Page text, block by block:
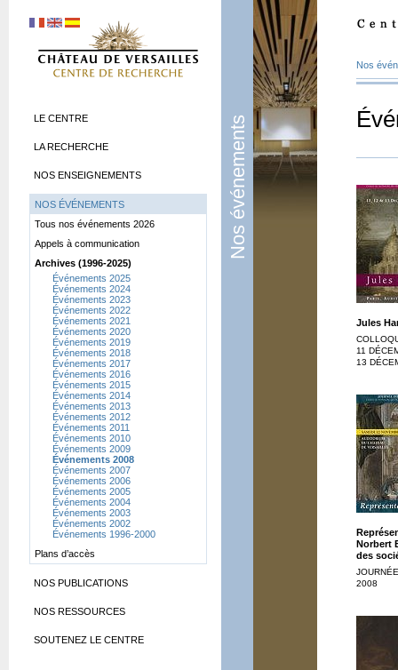
Nos événements
Nos
Jules
11
13
Norbert
des
2008
LE CENTRE
LA RECHERCHE
NOS ENSEIGNEMENTS
NOS ÉVÉNEMENTS
Tous nos événements 2026
Appels à communication
Archives (1996-2025)
Événements 2025
Événements 2024
Événements 2023
Événements 2022
Événements 2021
Événements 2020
Événements 2019
Événements 2018
Événements 2017
Événements 2016
Événements 2015
Événements 2014
Événements 2013
Événements 2012
Événements 2011
Événements 2010
Événements 2009
Événements 2008
Événements 2007
Événements 2006
Événements 2005
Événements 2004
Événements 2003
Événements 2002
Événements 1996-2000
Plans d’accès
NOS PUBLICATIONS
NOS RESSOURCES
SOUTENEZ LE CENTRE